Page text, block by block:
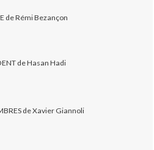
de Rémi Bezançon
de Hasan Hadi
de Xavier Giannoli